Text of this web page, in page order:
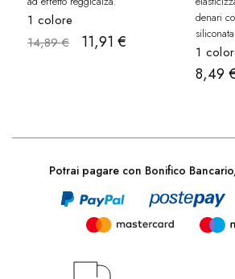
1 colore
14,89 €
11,91 €
denari
1
8,49
Potrai pagare con Bonifico